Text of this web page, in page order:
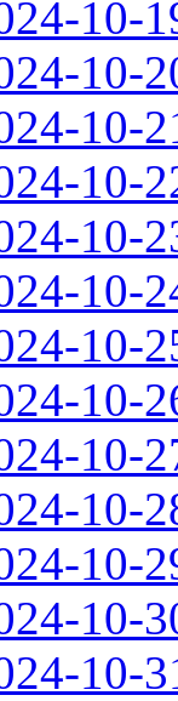
10-
10-
10-
10-
10-
10-
10-
10-
10-
10-
10-
10-
10-